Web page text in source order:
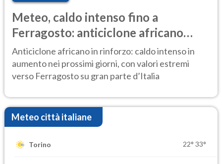
Meteo, caldo intenso fino a
Ferragosto: anticiclone africano
ancora protagonista
Anticiclone africano in rinforzo: caldo intenso in
aumento nei prossimi giorni, con valori estremi
verso Ferragosto su gran parte d’Italia
Meteo città italiane
Torino 22° 33°